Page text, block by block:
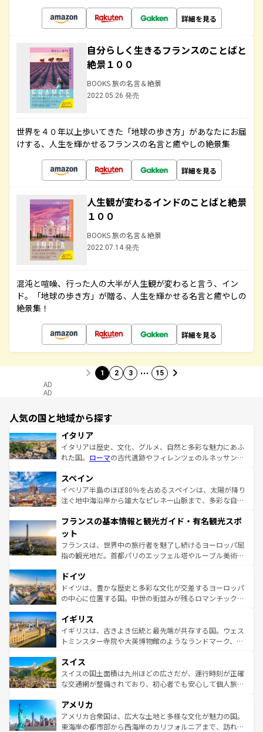
詳細を見る
自分らしく生きるフランスのことばと
絶景１００
BOOKS 旅の名言＆絶景
2022.05.26 発売
世界を４０年以上歩いてきた「地球の歩き方」があなたにお届
けする、人生を輝かせるフランスの名言と癒やしの絶景集
詳細を見る
人生観が変わるインドのことばと絶景
１００
BOOKS 旅の名言＆絶景
2022.07.14 発売
混沌と喧噪、行った人の大半が人生観が変わると言う、イン
ド。「地球の歩き方」が贈る、人生を輝かせる名言と癒やしの
絶景集！
詳細を見る
1 2 3 … 15
AD
AD
人気の国と地域から探す
イタリア
イタリアは歴史、文化、グルメ、自然と多彩な魅力にあふ
れた国。 ローマの古代遺跡やフィレンツェのルネッサンス
ろん、トスカーナの美しい田園風景やアマルフィ海岸の絶
景など、自然景観も見逃せない。観光の合間には、本場の
ピザやパスタなど、絶品のイタリア料理を堪能することも
ませてくれるイタリアで、忘れられない旅をしてみよう！
なお、新着のイタリア情報は
しい。
スペイン
イベリア半島のほぼ80％を占めるスペインは、太陽が降り
注ぐ地中海沿岸から雄大なピレネー山脈まで、多彩な自然
文化が根付くこの国では、情熱的なフラメンコ、熱気あふ
れる闘牛、そして美味しいタパスが生活の一部となってい
る。首都マドリードの洗練された雰囲気や、バルセロナの
アートに溢れた街角から、地方では古代ローマ遺跡や中世
せる。地方によって風土や気候が異なるスペインはその個
性で訪れる人を魅了する。 なお、新着のスペイン情報は コ
ンテンツ一覧を参照してほしい。
フランスの基本情報と観光ガイド・有名観光スポ
ット
フランスは、世界中の旅行者を魅了し続けるヨーロッパ屈
指の観光地だ。首都パリのエッフェル塔やルーブル美術館
で、幅広い魅力が詰まっている。華麗な宮殿、歴史的な大
聖堂、美しいビーチ、そして豊かな自然が、訪れる者を心
から魅了する。また、フランスは美食の国としても知ら
いる。シャンパンの発祥地であるランス、プロヴァンスの
香り高いラベンダー畑など、多彩な楽しみ方が可能だ。さ
らに、パリ以外の地域にも魅力が溢れており、どの街角に
れる地方に足を運ぶとそれぞれで全く異なる文化を体験で
きるだろう。 なお、新着のフランス情報はコンテンツ一覧
を参照してほしい。
ドイツ
ドイツは、豊かな歴史と多彩な文化が交差するヨーロッパ
の中心に位置する国。中世の街並みが残るロマンチック街
顔を持つこの国は、どこを歩いても飽きることがない。ベ
ルリンの文化的活気、バイエルン州のアルプスの絶景、そ
してライン川沿いのワイン畑といった風景は必見。ビール
は、お酒好きな人にはぜひ体験してほしい。 なお、新着の
ドイツ情報はコンテンツ一覧を参照してほしい。
イギリス
イギリスは、古きよき伝統と最先端が共存する国。ウェス
トミンスター寺院や大英博物館のようなランドマーク、歴
リアごとに異なる魅力がある。また、優雅なアフタヌーン
ティー、ビール好きにはたまらない英国パブ、サッカー観
戦など、本場だからこそできる体験も豊富。イギリスを旅
ンツ一覧を参照してほしい。
スイス
スイスの国土面積は九州ほどの広さだが、運行時刻が正確
な交通網が整備されており、初心者でも安心して個人旅行
の建物がそのまま残る町や、スイスならではのユニークな
博物館もあり、アルプス観光だけでなく町歩きも満喫する
ことができる。国民の所得が高いため物価も高いが、旅行
アメリカ
アメリカ合衆国は、広大な土地と多様な文化が魅力の国。
東海岸の都市部から西海岸のカリフォルニアまで、訪れる